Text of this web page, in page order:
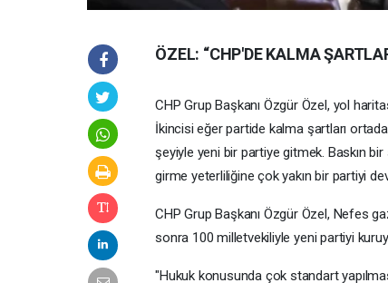
ÖZEL: “CHP'DE KALMA
CHP Grup Başkanı Özgür Özel, yol
İkincisi eğer partide kalma şartları
şeyiyle yeni bir partiye gitmek. Baskın
girme yeterliliğine çok yakın bir partiyi
CHP Grup Başkanı Özgür Özel, Nefes
sonra 100 milletvekiliyle yeni partiyi
"Hukuk konusunda çok standart